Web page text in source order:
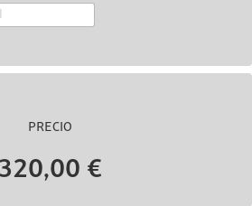
PRECIO
320,00 €